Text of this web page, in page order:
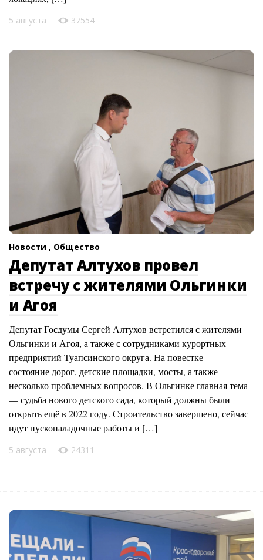
5 августа 37554
Новости , Общество
Депутат Алтухов провел
встречу с жителями Ольгинки
и Агоя
Депутат Госдумы Сергей Алтухов встретился с жителями
Ольгинки и Агоя, а также с сотрудниками курортных
предприятий Туапсинского округа. На повестке —
состояние дорог, детские площадки, мосты, а также
несколько проблемных вопросов. В Ольгинке главная тема
— судьба нового детского сада, который должны были
открыть ещё в 2022 году. Строительство завершено, сейчас
идут пусконаладочные работы и […]
5 августа 24311